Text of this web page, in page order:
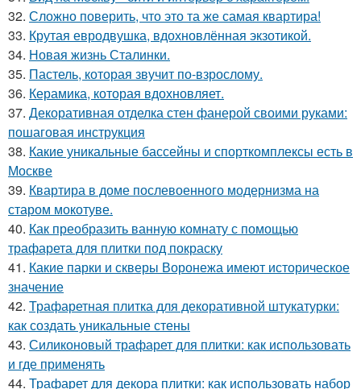
32. Сложно поверить, что это та же самая квартира!
33. Крутая евродвушка, вдохновлённая экзотикой.
34. Новая жизнь Сталинки.
35. Пастель, которая звучит по-взрослому.
36. Керамика, которая вдохновляет.
37. Декоративная отделка стен фанерой своими руками:
пошаговая инструкция
38. Какие уникальные бассейны и спорткомплексы есть в
Москве
39. Квартира в доме послевоенного модернизма на
старом мокотуве.
40. Как преобразить ванную комнату с помощью
трафарета для плитки под покраску
41. Какие парки и скверы Воронежа имеют историческое
значение
42. Трафаретная плитка для декоративной штукатурки:
как создать уникальные стены
43. Силиконовый трафарет для плитки: как использовать
и где применять
44. Трафарет для декора плитки: как использовать набор